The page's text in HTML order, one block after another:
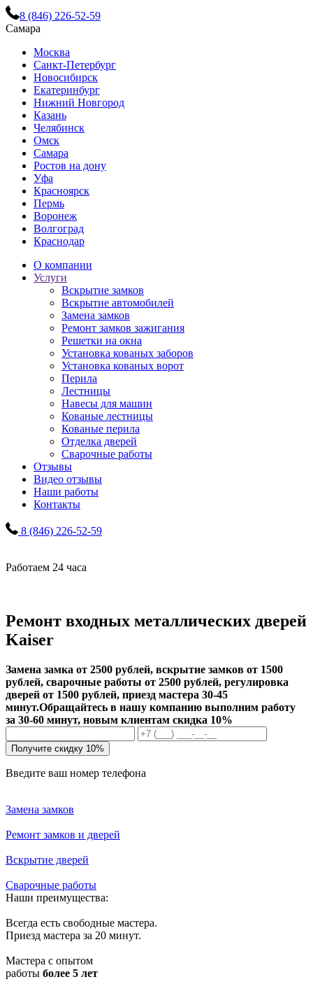
8 (846) 226-52-59
Самара
Москва
Санкт-Петербург
Новосибирск
Екатеринбург
Нижний Новгород
Казань
Челябинск
Омск
Самара
Ростов на дону
Уфа
Красноярск
Пермь
Воронеж
Волгоград
Краснодар
О компании
Услуги
Вскрытие замков
Вскрытие автомобилей
Замена замков
Ремонт замков зажигания
Решетки на окна
Установка кованых заборов
Установка кованых ворот
Перила
Лестницы
Навесы для машин
Кованые лестницы
Кованые перила
Отделка дверей
Сварочные работы
Отзывы
Видео отзывы
Наши работы
Контакты
8 (846) 226-52-59
Работаем 24 часа
Ремонт входных металлических дверей
Kaiser
Замена замка от 2500 рублей, вскрытие замков от 1500
рублей, сварочные работы от 2500 рублей, регулировка
дверей от 1500 рублей, приезд мастера 30-45
минут.Обращайтесь в нашу компанию выполним работу
за 30-60 минут, новым клиентам скидка 10%
Получите скидку 10%
Введите ваш номер телефона
Замена замков
Ремонт замков и дверей
Вскрытие дверей
Сварочные работы
Наши преимущества:
Всегда есть свободные мастера.
Приезд мастера за 20 минут.
Мастера с опытом
работы более 5 лет